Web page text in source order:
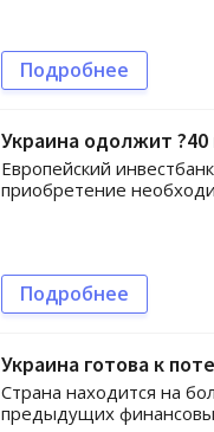
Подробнее
Украина одолжит ?40
Европейский
приобретение
Подробнее
Украина готова к
Страна находится на
предыдущих